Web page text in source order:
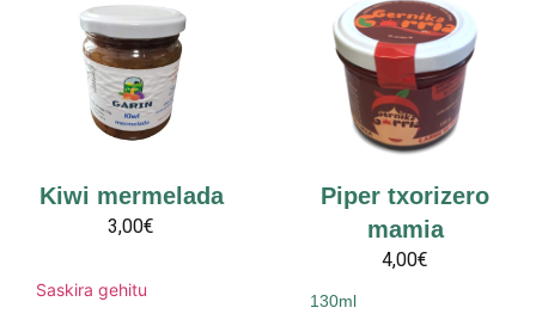
Kiwi mermelada
3,00€
Saskira gehitu
Piper txorizero
mamia
4,00€
130ml